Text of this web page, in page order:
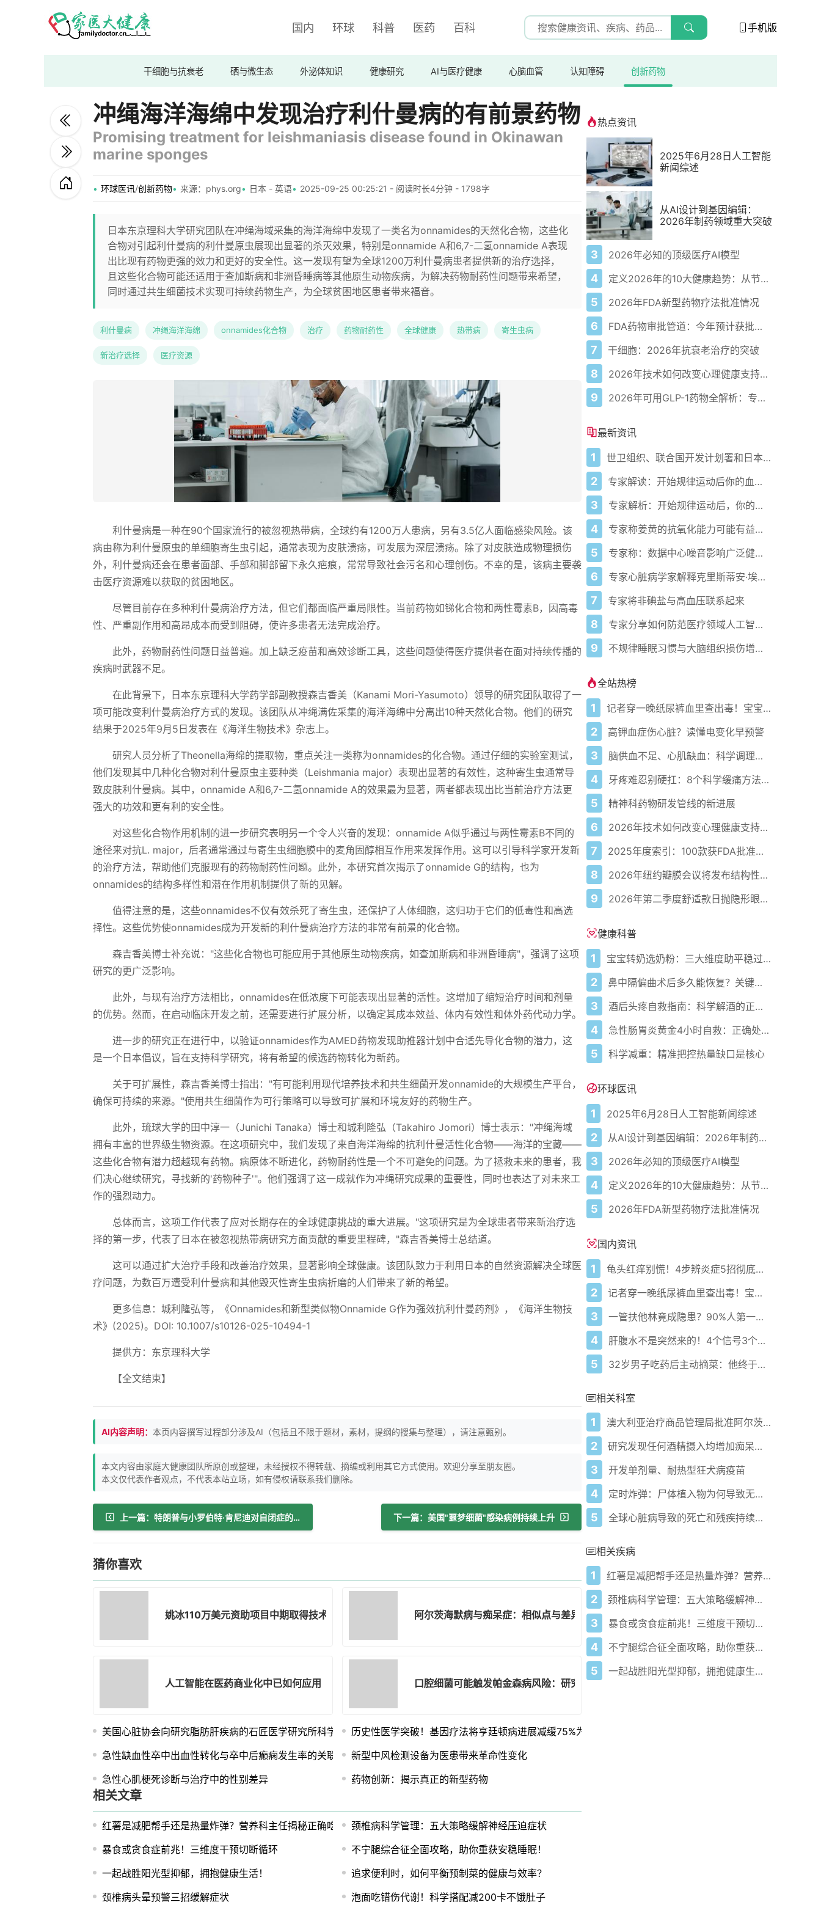
国内 环球 科普 医药 百科 手机版
干细胞与抗衰老 硒与微生态 外泌体知识 健康研究 AI与医疗健康 心脑血管 认知障碍 创新药物
冲绳海洋海绵中发现治疗利什曼病的有前景药物
Promising treatment for leishmaniasis disease found in Okinawan
marine sponges
环球医讯/创新药物 来源：phys.org 日本 - 英语 2025-09-25 00:25:21 - 阅读时长4分钟 - 1798字
日本东京理科大学研究团队在冲绳海域采集的海洋海绵中发现了一类名为onnamides的天然化合物，这些化
合物对引起利什曼病的利什曼原虫展现出显著的杀灭效果，特别是onnamide A和6,7-二氢onnamide A表现
出比现有药物更强的效力和更好的安全性。这一发现有望为全球1200万利什曼病患者提供新的治疗选择，
且这些化合物可能还适用于查加斯病和非洲昏睡病等其他原生动物疾病，为解决药物耐药性问题带来希望，
同时通过共生细菌技术实现可持续药物生产，为全球贫困地区患者带来福音。
利什曼病 冲绳海洋海绵 onnamides化合物 治疗 药物耐药性 全球健康 热带病 寄生虫病
新治疗选择 医疗资源
利什曼病是一种在90个国家流行的被忽视热带病，全球约有1200万人患病，另有3.5亿人面临感染风险。该
病由称为利什曼原虫的单细胞寄生虫引起，通常表现为皮肤溃疡，可发展为深层溃疡。除了对皮肤造成物理损伤
外，利什曼病还会在患者面部、手部和脚部留下永久疤痕，常常导致社会污名和心理创伤。不幸的是，该病主要袭
击医疗资源难以获取的贫困地区。
尽管目前存在多种利什曼病治疗方法，但它们都面临严重局限性。当前药物如锑化合物和两性霉素B，因高毒
性、严重副作用和高昂成本而受到阻碍，使许多患者无法完成治疗。
此外，药物耐药性问题日益普遍。加上缺乏疫苗和高效诊断工具，这些问题使得医疗提供者在面对持续传播的
疾病时武器不足。
在此背景下，日本东京理科大学药学部副教授森吉香美（Kanami Mori-Yasumoto）领导的研究团队取得了一
项可能改变利什曼病治疗方式的发现。该团队从冲绳满佐采集的海洋海绵中分离出10种天然化合物。他们的研究
结果于2025年9月5日发表在《海洋生物技术》杂志上。
研究人员分析了Theonella海绵的提取物，重点关注一类称为onnamides的化合物。通过仔细的实验室测试，
他们发现其中几种化合物对利什曼原虫主要种类（Leishmania major）表现出显著的有效性，这种寄生虫通常导
致皮肤利什曼病。其中，onnamide A和6,7-二氢onnamide A的效果最为显著，两者都表现出比当前治疗方法更
强大的功效和更有利的安全性。
对这些化合物作用机制的进一步研究表明另一个令人兴奋的发现：onnamide A似乎通过与两性霉素B不同的
途径来对抗L. major，后者通常通过与寄生虫细胞膜中的麦角固醇相互作用来发挥作用。这可以引导科学家开发新
的治疗方法，帮助他们克服现有的药物耐药性问题。此外，本研究首次揭示了onnamide G的结构，也为
onnamides的结构多样性和潜在作用机制提供了新的见解。
值得注意的是，这些onnamides不仅有效杀死了寄生虫，还保护了人体细胞，这归功于它们的低毒性和高选
择性。这些优势使onnamides成为开发新的利什曼病治疗方法的非常有前景的化合物。
森吉香美博士补充说："这些化合物也可能应用于其他原生动物疾病，如查加斯病和非洲昏睡病"，强调了这项
研究的更广泛影响。
此外，与现有治疗方法相比，onnamides在低浓度下可能表现出显著的活性。这增加了缩短治疗时间和剂量
的优势。然而，在启动临床开发之前，还需要进行扩展分析，以确定其成本效益、体内有效性和体外药代动力学。
进一步的研究正在进行中，以验证onnamides作为AMED药物发现助推器计划中合适先导化合物的潜力，这
是一个日本倡议，旨在支持科学研究，将有希望的候选药物转化为新药。
关于可扩展性，森吉香美博士指出："有可能利用现代培养技术和共生细菌开发onnamide的大规模生产平台，
确保可持续的来源。"使用共生细菌作为可行策略可以导致可扩展和环境友好的药物生产。
此外，琉球大学的田中淳一（Junichi Tanaka）博士和城利隆弘（Takahiro Jomori）博士表示："冲绳海域
拥有丰富的世界级生物资源。在这项研究中，我们发现了来自海洋海绵的抗利什曼活性化合物——海洋的宝藏——
这些化合物有潜力超越现有药物。病原体不断进化，药物耐药性是一个不可避免的问题。为了拯救未来的患者，我
们决心继续研究，寻找新的'药物种子'"。他们强调了这一成就作为冲绳研究成果的重要性，同时也表达了对未来工
作的强烈动力。
总体而言，这项工作代表了应对长期存在的全球健康挑战的重大进展。"这项研究是为全球患者带来新治疗选
择的第一步，代表了日本在被忽视热带病研究方面贡献的重要里程碑，"森吉香美博士总结道。
这可以通过扩大治疗手段和改善治疗效果，显著影响全球健康。该团队致力于利用日本的自然资源解决全球医
疗问题，为数百万遭受利什曼病和其他毁灭性寄生虫病折磨的人们带来了新的希望。
更多信息：城利隆弘等，《Onnamides和新型类似物Onnamide G作为强效抗利什曼药剂》，《海洋生物技
术》(2025)。DOI: 10.1007/s10126-025-10494-1
提供方：东京理科大学
【全文结束】
AI内容声明： 本页内容撰写过程部分涉及AI（包括且不限于题材，素材，提纲的搜集与整理），请注意甄别。
本文内容由家庭大健康团队所原创或整理，未经授权不得转载、摘编或利用其它方式使用。欢迎分享至朋友圈。
本文仅代表作者观点，不代表本站立场，如有侵权请联系我们删除。
上一篇：特朗普与小罗伯特·肯尼迪对自闭症的执念正成为公共卫生风险 下一篇：美国"噩梦细菌"感染病例持续上升
猜你喜欢
姚冰110万美元资助项目中期取得技术创新 阿尔茨海默病与痴呆症：相似点与差异
人工智能在医药商业化中已如何应用 口腔细菌可能触发帕金森病风险：研究
美国心脏协会向研究脂肪肝疾病的石匠医学研究所科学家颁发研究资助历史性医学突破！基因疗法将亨廷顿病进展减缓75%为患者带来新希望
急性缺血性卒中出血性转化与卒中后癫痫发生率的关联：系统评价和荟萃分析新型中风检测设备为医患带来革命性变化
急性心肌梗死诊断与治疗中的性别差异
药物创新：揭示真正的新型药物
相关文章
红薯是减肥帮手还是热量炸弹？营养科主任揭秘正确吃法 颈椎病科学管理：五大策略缓解神经压迫症状
暴食或贪食症前兆！三维度干预切断循环
不宁腿综合征全面攻略，助你重获安稳睡眠！
一起战胜阳光型抑郁，拥抱健康生活！
追求便利时，如何平衡预制菜的健康与效率？
颈椎病头晕预警三招缓解症状
泡面吃错伤代谢！科学搭配减200卡不饿肚子
热点资讯
2025年6月28日人工智能
新闻综述
从AI设计到基因编辑：
2026年制药领域重大突破
3 2026年必知的顶级医疗AI模型
4 定义2026年的10大健康趋势：从节律健康到冷热交替疗法
5 2026年FDA新型药物疗法批准情况
6 FDA药物审批管道：今年预计获批的关键新疗法
7 干细胞：2026年抗衰老治疗的突破
8 2026年技术如何改变心理健康支持的获取方式
9 2026年可用GLP-1药物全解析：专家指南
最新资讯
1 世卫组织、联合国开发计划署和日本在加纳启动人工智能健康计划 应对气候敏感性疾病并加强医疗服务
2 专家解读：开始规律运动后你的血压会发生什么变化
3 专家解析：开始规律运动后，你的血压会发生什么变化
4 专家称姜黄的抗氧化能力可能有益心脏健康
5 专家称：数据中心噪音影响广泛健康问题
6 专家心脏病学家解释克里斯蒂安·埃里克森为丹麦队晕倒的原因
7 专家将非碘盐与高血压联系起来
8 专家分享如何防范医疗领域人工智能的负面影响
9 不规律睡眠习惯与大脑组织损伤增加相关
全站热榜
1 记者穿一晚纸尿裤血里查出毒！宝宝血液浓度竟是成人的5倍？
2 高钾血症伤心脏？读懂电变化早预警
3 脑供血不足、心肌缺血：科学调理全攻略
4 牙疼难忍别硬扛：8个科学缓痛方法收好
5 精神科药物研发管线的新进展
6 2026年技术如何改变心理健康支持的获取方式
7 2025年度索引：100款获FDA批准的AI驱动医疗设备
8 2026年纽约瓣膜会议将发布结构性心脏病最新研究成果
9 2026年第二季度舒适款日抛隐形眼镜推荐，优瞳主打长效佩戴体验
健康科普
1 宝宝转奶选奶粉：三大维度助平稳过渡
2 鼻中隔偏曲术后多久能恢复？关键看这几点
3 酒后头疼自救指南：科学解酒的正确打开方式
4 急性肠胃炎黄金4小时自救：正确处置与误区避坑关键
5 科学减重：精准把控热量缺口是核心
环球医讯
1 2025年6月28日人工智能新闻综述
2 从AI设计到基因编辑：2026年制药领域重大突破
3 2026年必知的顶级医疗AI模型
4 定义2026年的10大健康趋势：从节律健康到冷热交替疗法
5 2026年FDA新型药物疗法批准情况
国内资讯
1 龟头红痒别慌！4步辨炎症5招彻底防复发
2 记者穿一晚纸尿裤血里查出毒！宝宝血液浓度竟是成人的5倍？
3 一管扶他林竟成隐患？90%人第一步就错了！
4 肝腹水不是突然来的！4个信号3个管理要点别等肚子鼓起来
5 32岁男子吃药后主动摘菜：他终于活过来了？
相关科室
1 澳大利亚治疗商品管理局批准阿尔茨海默病药物莱卡单抗上市使用
2 研究发现任何酒精摄入均增加痴呆症风险
3 开发单剂量、耐热型狂犬病疫苗
4 定时炸弹：尸体植入物为何导致无法治愈的脑部疾病
5 全球心脏病导致的死亡和残疾持续急剧上升
相关疾病
1 红薯是减肥帮手还是热量炸弹？营养科主任揭秘正确吃法
2 颈椎病科学管理：五大策略缓解神经压迫症状
3 暴食或贪食症前兆！三维度干预切断循环
4 不宁腿综合征全面攻略，助你重获安稳睡眠！
5 一起战胜阳光型抑郁，拥抱健康生活！